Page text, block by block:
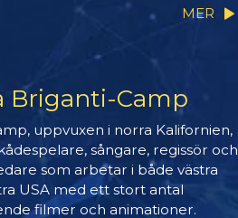
MER
Briganti-Camp
uppvuxen i norra Kalifornien,
sångare, regissör och
som arbetar i både västra
USA med ett stort antal
filmer och animationer.